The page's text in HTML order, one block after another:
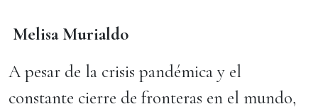
Melisa Murialdo
A pesar de la crisis pandémica y el
constante cierre de fronteras en el mundo,